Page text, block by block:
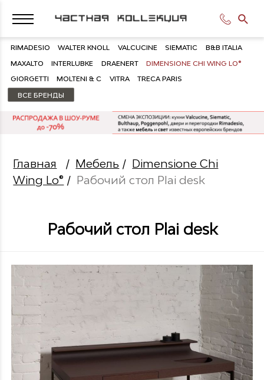
RIMADESIO WALTER KNOLL VALCUCINE SIEMATIC B&B ITALIA
MAXALTO INTERLUBKE DRAENERT DIMENSIONE CHI WING LO®
GIORGETTI MOLTENI & C VITRA TRECA PARIS
ВСЕ БРЕНДЫ
Главная / Мебель / Dimensione Chi
Wing Lo® / Рабочий стол Plai desk
Рабочий стол Plai desk